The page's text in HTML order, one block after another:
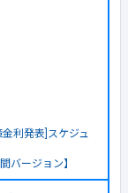
利発表]スケジュ
バージョン】